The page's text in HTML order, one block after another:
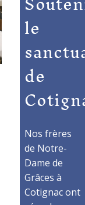
le
de
Nos frères
de Notre-
Dame de
Grâces à
Cotignac ont